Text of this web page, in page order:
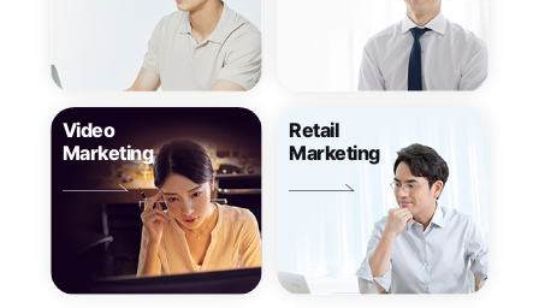
Video
Marketing
Retail
Marketing